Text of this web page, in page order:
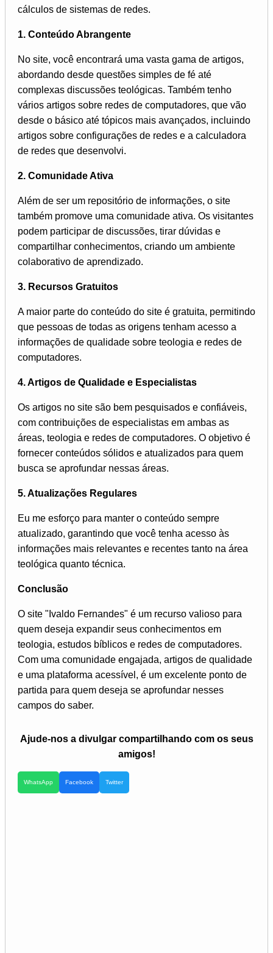
cálculos de sistemas de redes.
1. Conteúdo Abrangente
No site, você encontrará uma vasta gama de artigos,
abordando desde questões simples de fé até
complexas discussões teológicas. Também tenho
vários artigos sobre redes de computadores, que vão
desde o básico até tópicos mais avançados, incluindo
artigos sobre configurações de redes e a calculadora
de redes que desenvolvi.
2. Comunidade Ativa
Além de ser um repositório de informações, o site
também promove uma comunidade ativa. Os visitantes
podem participar de discussões, tirar dúvidas e
compartilhar conhecimentos, criando um ambiente
colaborativo de aprendizado.
3. Recursos Gratuitos
A maior parte do conteúdo do site é gratuita, permitindo
que pessoas de todas as origens tenham acesso a
informações de qualidade sobre teologia e redes de
computadores.
4. Artigos de Qualidade e Especialistas
Os artigos no site são bem pesquisados e confiáveis,
com contribuições de especialistas em ambas as
áreas, teologia e redes de computadores. O objetivo é
fornecer conteúdos sólidos e atualizados para quem
busca se aprofundar nessas áreas.
5. Atualizações Regulares
Eu me esforço para manter o conteúdo sempre
atualizado, garantindo que você tenha acesso às
informações mais relevantes e recentes tanto na área
teológica quanto técnica.
Conclusão
O site "Ivaldo Fernandes" é um recurso valioso para
quem deseja expandir seus conhecimentos em
teologia, estudos bíblicos e redes de computadores.
Com uma comunidade engajada, artigos de qualidade
e uma plataforma acessível, é um excelente ponto de
partida para quem deseja se aprofundar nesses
campos do saber.
Ajude-nos a divulgar compartilhando com os seus
amigos!
WhatsApp Facebook Twitter